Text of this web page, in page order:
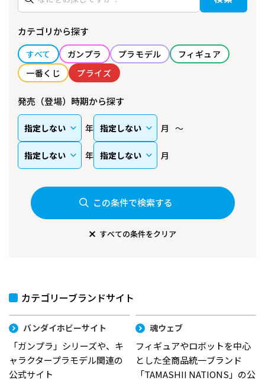
カテゴリから探す
すべて ガンプラ プラモデル
フィギュア
一番くじ
プライズ
発売（登場）時期から探す
年 月
年 月
この条件で検索する
すべての条件をクリア
カテゴリーブランドサイト
バンダイホビーサイト
「ガンプラ」シリーズや、キ
ャラクタープラモデル関連の
公式サイト
魂ウェブ
フィギュアやロボットを中心
とした全商品統一ブランド
「TAMASHII NATIONS」の公